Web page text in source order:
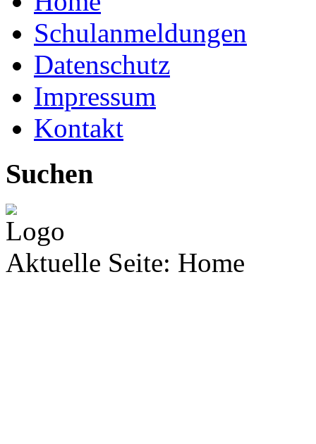
Schulanmeldungen
Datenschutz
Impressum
Kontakt
Suchen
Aktuelle Seite: Home